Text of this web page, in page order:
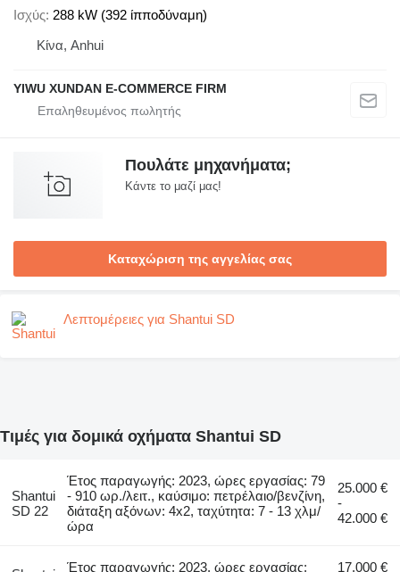
Ισχύς 288 kW (392 ίπποδύναμη)
Κίνα, Anhui
YIWU XUNDAN E-COMMERCE FIRM
Πουλάτε μηχανήματα;
Κάντε το μαζί μας!
Καταχώριση της αγγελίας σας
Λεπτομέρειες για Shantui SD
Τιμές για δομικά οχήματα Shantui SD
Shantui
SD 22
Έτος παραγωγής: 2023, ώρες εργασίας: 79
- 910 ωρ./λειτ., καύσιμο: πετρέλαιο/βενζίνη,
διάταξη αξόνων: 4x2, ταχύτητα: 7 - 13 χλμ/
ώρα
25.000 €
-
42.000 €
Έτος παραγωγής: 2023, ώρες εργασίας: 17.000 €